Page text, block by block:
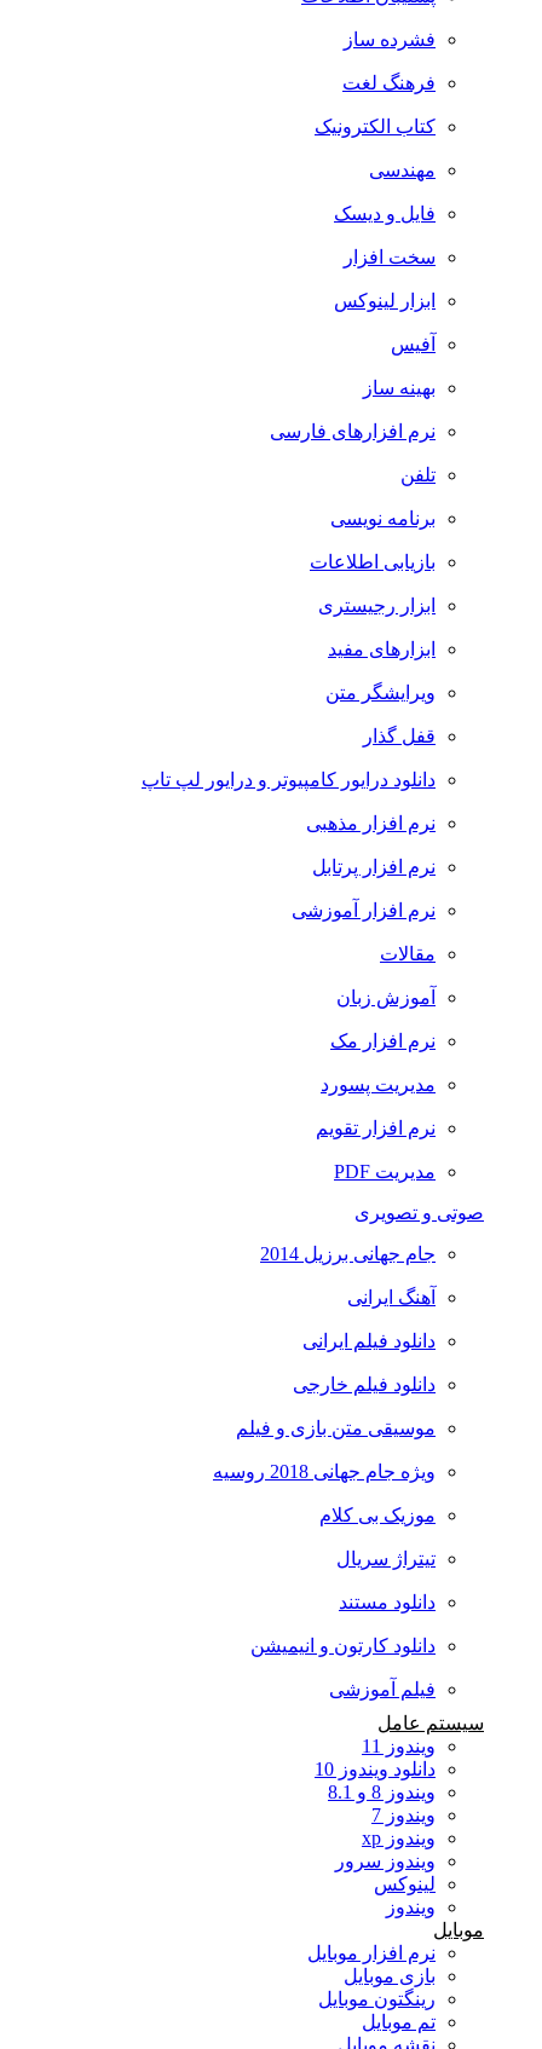
فشرده ساز
فرهنگ لغت
کتاب الکترونیک
مهندسی
فایل و دیسک
سخت افزار
ابزار لینوکس
آفیس
بهینه ساز
نرم افزارهای فارسی
تلفن
برنامه نویسی
بازیابی اطلاعات
ابزار رجیستری
ابزارهای مفید
ویرایشگر متن
قفل گذار
دانلود درایور کامپیوتر و درایور لپ تاپ
نرم افزار مذهبی
نرم افزار پرتابل
نرم افزار آموزشی
مقالات
آموزش زبان
نرم افزار مک
مدیریت پسورد
نرم افزار تقویم
مدیریت PDF
صوتی و تصویری
جام جهانی برزیل 2014
آهنگ ایرانی
دانلود فیلم ایرانی
دانلود فیلم خارجی
موسیقی متن بازی و فیلم
ویژه جام جهانی 2018 روسیه
موزیک بی کلام
تیتراژ سریال
دانلود مستند
دانلود کارتون و انیمیشن
فیلم آموزشی
سیستم عامل
ویندوز 11
دانلود ویندوز 10
ویندوز 8 و 8.1
ویندوز 7
ویندوز xp
ویندوز سرور
لینوکس
ویندوز
نرم افزار موبایل
بازی موبایل
رینگتون موبایل
تم موبایل
نقشه موبایل